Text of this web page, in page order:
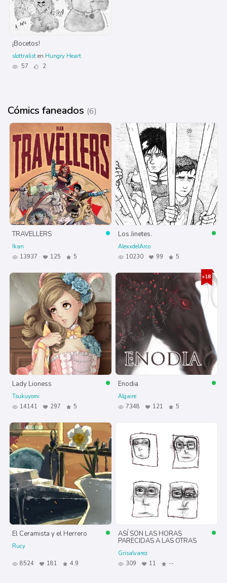
¡Bocetos!
slottralist en Hungry Heart
57
2
Cómics faneados (6)
TRAVELLERS
Ikan
13937
125 5
Los Jinetes.
AlexxdelArco
10230
99 5
Lady Lioness
Tsukuyomi
14141
297 5
Enodia
Algaire
7348
121 5
El Ceramista y el Herrero
Rucy
8524 181 4.9
ASÍ SON LAS HORAS
PARECIDAS A LAS OTRAS
Grisalvarez
309
11 --